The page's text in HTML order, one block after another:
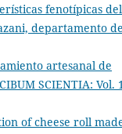
fenotípicas del
departamento
artesanal de
CIBUM SCIENTIA: Vol.
of cheese roll